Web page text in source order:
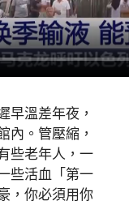
早溫差年夜，
內。管壓縮，
些老年人，一
些活血「第一
，你必須用你